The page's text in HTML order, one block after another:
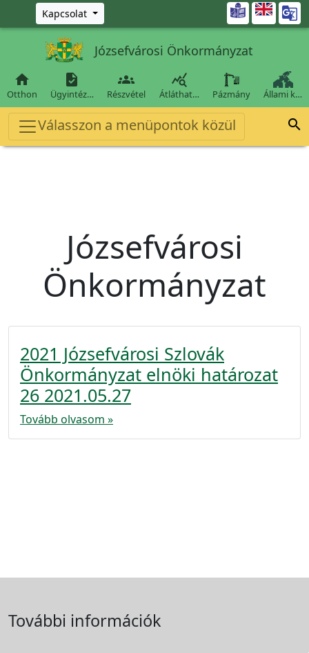
Ugrás a fő tartalomra
Kapcsolat 
Józsefvárosi Önkormányzat

Otthon

Ügyintéz…

Részvétel

Átláthat… Pázmány Állami k…
Válasszon a menüpontok közül 
Józsefvárosi
Önkormányzat
2021 Józsefvárosi Szlovák
Önkormányzat elnöki határozat
26 2021.05.27
Tovább olvasom »
További információk